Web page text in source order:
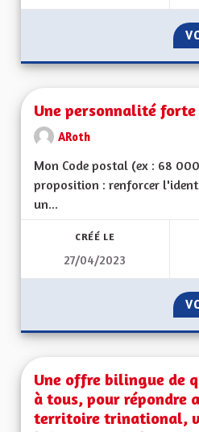
Une personnalité forte
ARoth
Mon Code postal (ex : 68
proposition : renforcer
un...
CRÉÉ LE
27/04/2023
Une offre bilingue de
à tous, pour répondre
territoire trinational,